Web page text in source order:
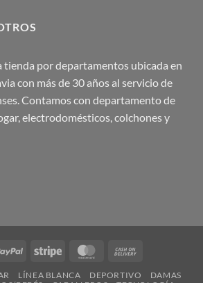
tienda por departamentos ubicada en
con más de 30 años al servicio de
Contamos con departamento de
electrodomésticos, colchones y
PayPal Stripe MasterCard
LÍNEA BLANCA DEPORTIVO
DAMAS